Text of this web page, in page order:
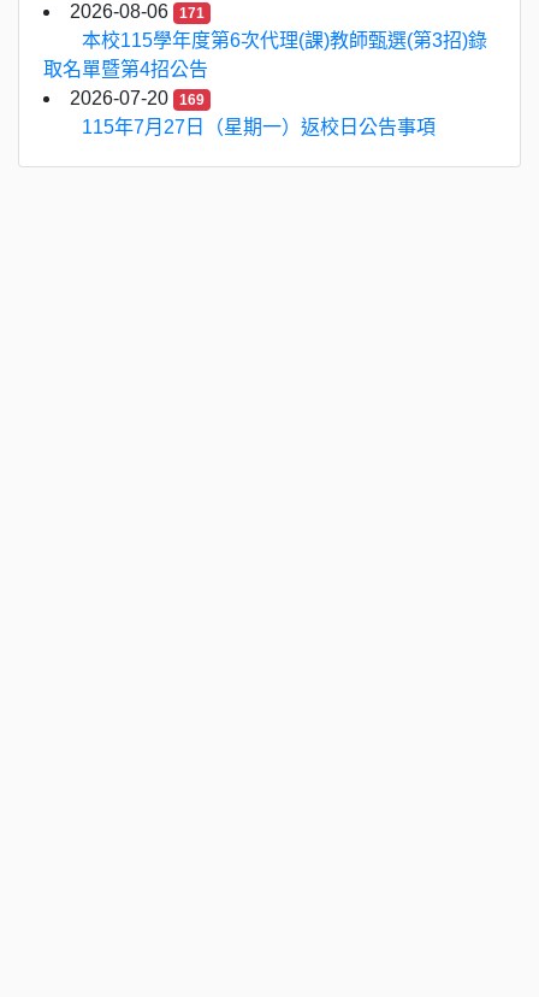
2026-08-06
171
本校115學年度第6次代理(課)教師甄選(第3招)錄
取名單暨第4招公告
2026-07-20
169
115年7月27日（星期一）返校日公告事項